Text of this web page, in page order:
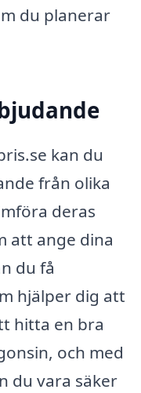
du planerar
kan du
från olika
deras
att ange dina
du få
hjälper dig att
hitta en bra
och med
du vara säker